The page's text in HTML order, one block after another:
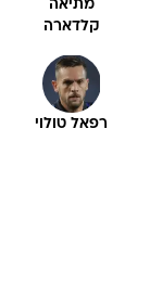
מתיאה
קלדארה
רפאל טולוי